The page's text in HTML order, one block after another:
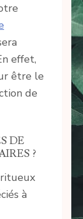
effet,
être le
de
DE
?
à